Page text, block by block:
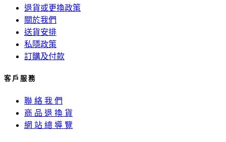
退貨或更換政策
關於我們
送貨安排
私隱政策
訂購及付款
客 戶 服 務
聯 絡 我 們
商 品 退 換 貨
網 站 總 導 覽